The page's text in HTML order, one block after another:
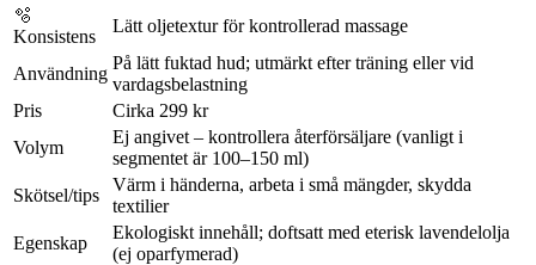
🫧
Konsistens
Lätt oljetextur för kontrollerad massage
Användning
På lätt fuktad hud; utmärkt efter träning eller vid
vardagsbelastning
Pris
Cirka 299 kr
Volym
Ej angivet – kontrollera återförsäljare (vanligt i
segmentet är 100–150 ml)
Skötsel/tips
Värm i händerna, arbeta i små mängder, skydda
textilier
Egenskap
Ekologiskt innehåll; doftsatt med eterisk lavendelolja
(ej oparfymerad)